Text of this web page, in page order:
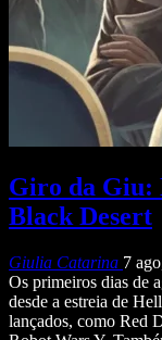
Giro da Giu:
Black Desert
Giulia Catarina 7
Os primeiros dias de
desde a estreia de
lançados, como Red